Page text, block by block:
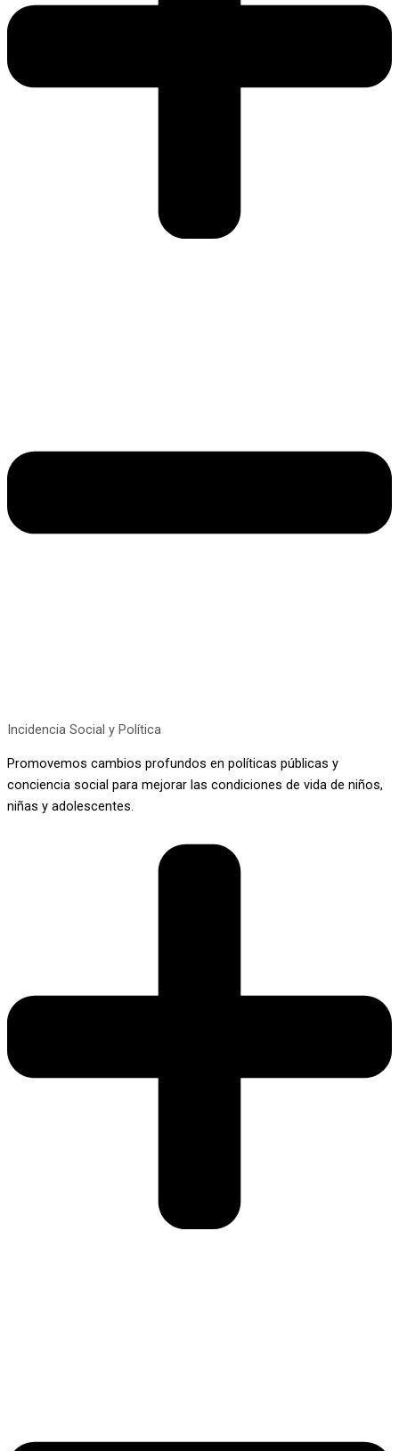
Incidencia Social y Política
Promovemos cambios profundos en políticas públicas y
conciencia social para mejorar las condiciones de vida de niños,
niñas y adolescentes.